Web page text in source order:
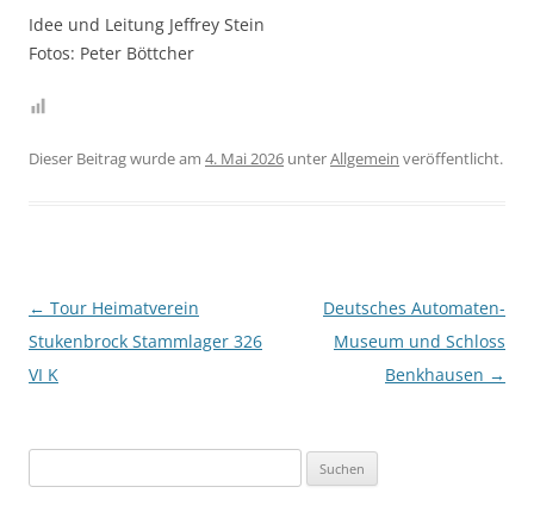
Idee und Leitung Jeffrey Stein
Fotos: Peter Böttcher
Dieser Beitrag wurde am 4. Mai 2026 unterAllgemein veröffentlicht.
Beitragsnavigation
← Tour Heimatverein
Stukenbrock Stammlager 326
VI K
Deutsches Automaten-
Museum und Schloss
Benkhausen →
nach: